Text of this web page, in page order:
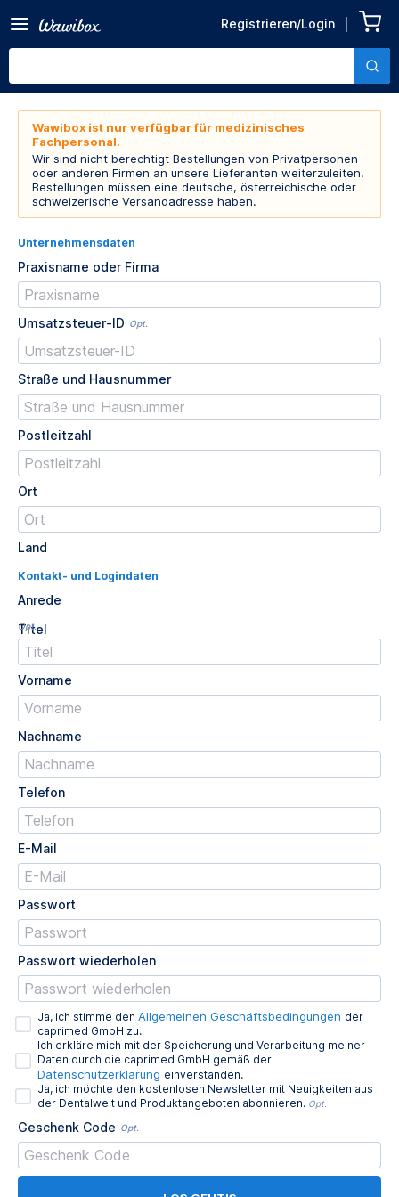
Registrieren/Login
Wawibox ist nur verfügbar für medizinisches
Fachpersonal.
Wir sind nicht berechtigt Bestellungen von Privatpersonen
oder anderen Firmen an unsere Lieferanten weiterzuleiten.
Bestellungen müssen eine deutsche, österreichische oder
schweizerische Versandadresse haben.
Unternehmensdaten
Praxisname oder Firma
Umsatzsteuer-ID Opt.
Straße und Hausnummer
Postleitzahl
Ort
Land
Kontakt- und Logindaten
Anrede
Titel
Opt.
Vorname
Nachname
Telefon
E-Mail
Passwort
Passwort wiederholen
Ja, ich stimme den Allgemeinen Geschäftsbedingungen der
caprimed GmbH zu.
Ich erkläre mich mit der Speicherung und Verarbeitung meiner
Daten durch die caprimed GmbH gemäß der
Datenschutzerklärung einverstanden.
Ja, ich möchte den kostenlosen Newsletter mit Neuigkeiten aus
der Dentalwelt und Produktangeboten abonnieren. Opt.
Geschenk Code Opt.